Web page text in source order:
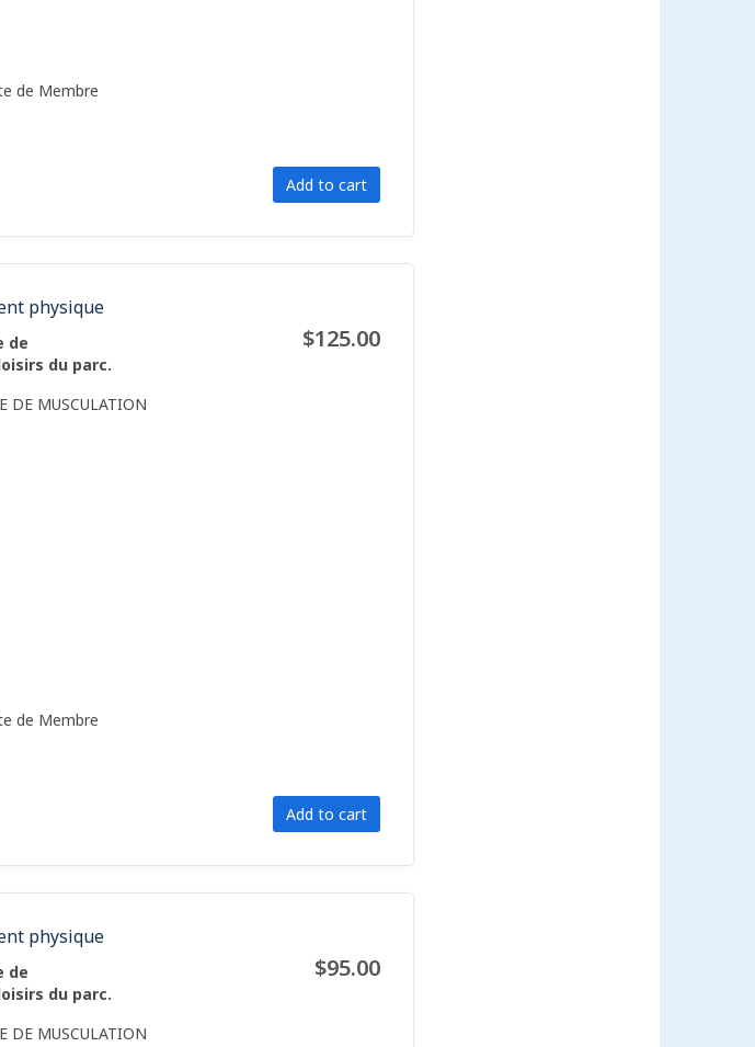
de Membre
Add to cart
physique
de
du parc.
DE MUSCULATION
de Membre
$125.00
Add to cart
physique
de
du parc.
DE MUSCULATION
$95.00